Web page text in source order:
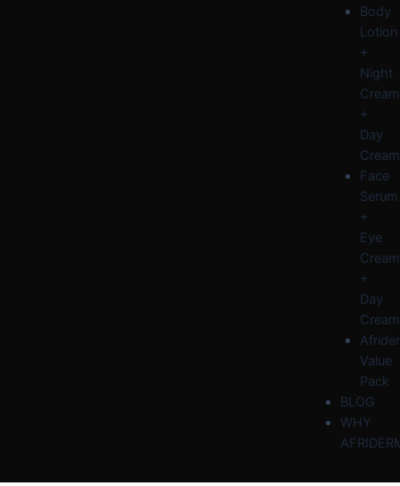
Body
Lotion
+
Night
Cream
+
Day
Cream
Face
Serum
+
Eye
Cream
+
Day
Cream
Value
Pack
BLOG
WHY